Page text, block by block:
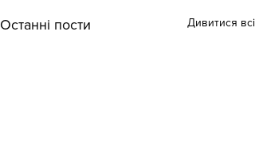
Останні пости Дивитися всі